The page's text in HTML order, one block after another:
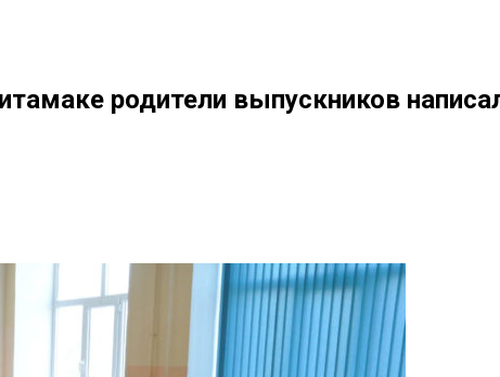
родители выпускников